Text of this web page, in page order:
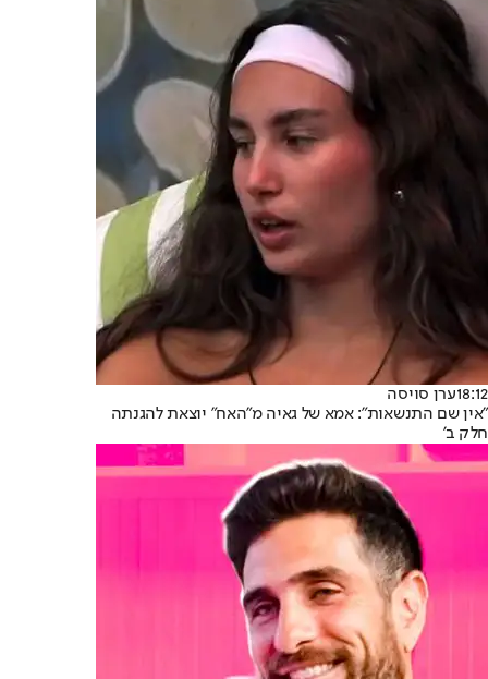
18:12ערן סויסה
"אין שם התנשאות": אמא של גאיה מ"האח" יוצאת להגנתה
חלק ב'